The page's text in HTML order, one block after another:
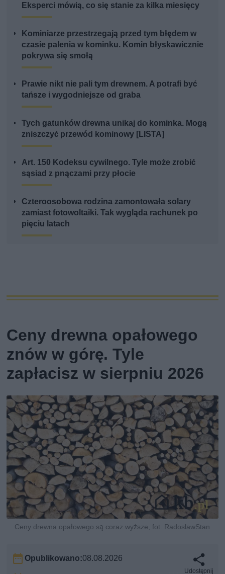
Eksperci mówią, co się stanie za kilka miesięcy
Kominiarze przestrzegają przed tym błędem w
czasie palenia w kominku. Komin błyskawicznie
pokrywa się smołą
Prawie nikt nie pali tym drewnem. A potrafi być
tańsze i wygodniejsze od graba
Tych gatunków drewna unikaj do kominka. Mogą
zniszczyć przewód kominowy [LISTA]
Art. 150 Kodeksu cywilnego. Tyle może zrobić
sąsiad z pnączami przy płocie
Czteroosobowa rodzina zamontowała solary
zamiast fotowoltaiki. Tak wygląda rachunek po
pięciu latach
Ceny drewna opałowego
znów w górę. Tyle
zapłacisz w sierpniu 2026
Ceny drewna opałowego są coraz wyższe, fot. RadoslawStan
Opublikowano:08.08.2026
Udostępnij